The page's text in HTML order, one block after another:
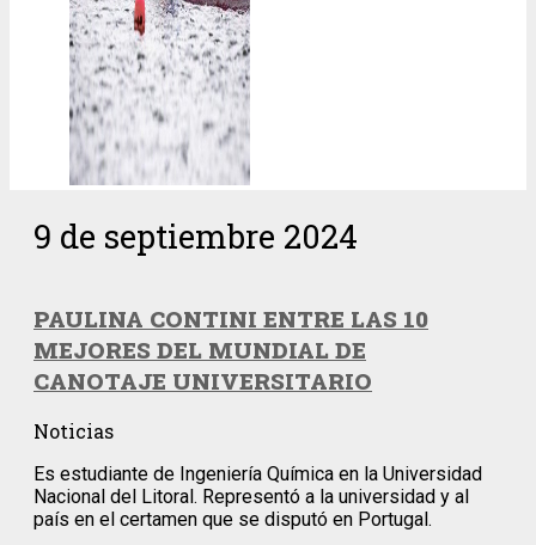
9 de septiembre 2024
PAULINA CONTINI ENTRE LAS 10
MEJORES DEL MUNDIAL DE
CANOTAJE UNIVERSITARIO
Noticias
Es estudiante de Ingeniería Química en la Universidad
Nacional del Litoral. Representó a la universidad y al
país en el certamen que se disputó en Portugal.